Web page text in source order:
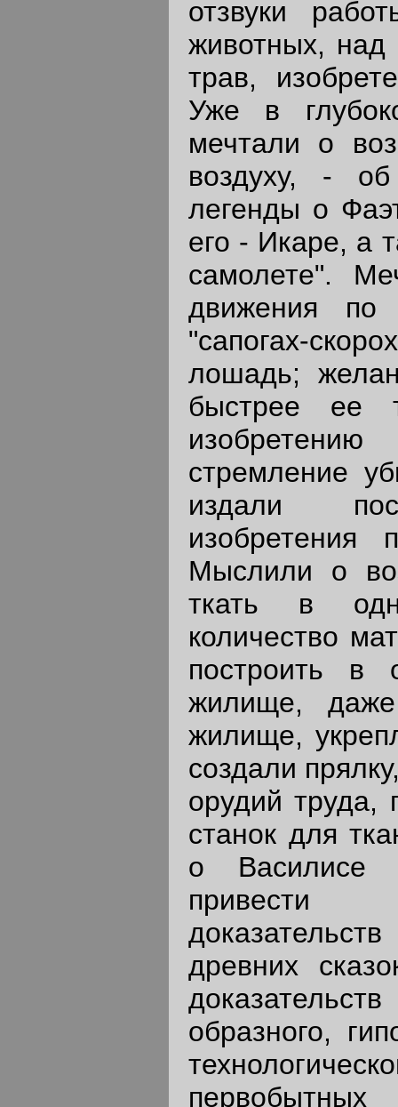
отзвуки
животных, над
трав,
Уже в
мечтали о
воздуху, -
легенды о
его - Икаре, а
самолете".
движения
"сапогах-
лошадь;
быстрее ее
стремление
издали
изобретения
Мыслили о
ткать в
количество
построить в
жилище,
жилище,
создали
орудий труда,
станок для
о Василисе
древних
образного,